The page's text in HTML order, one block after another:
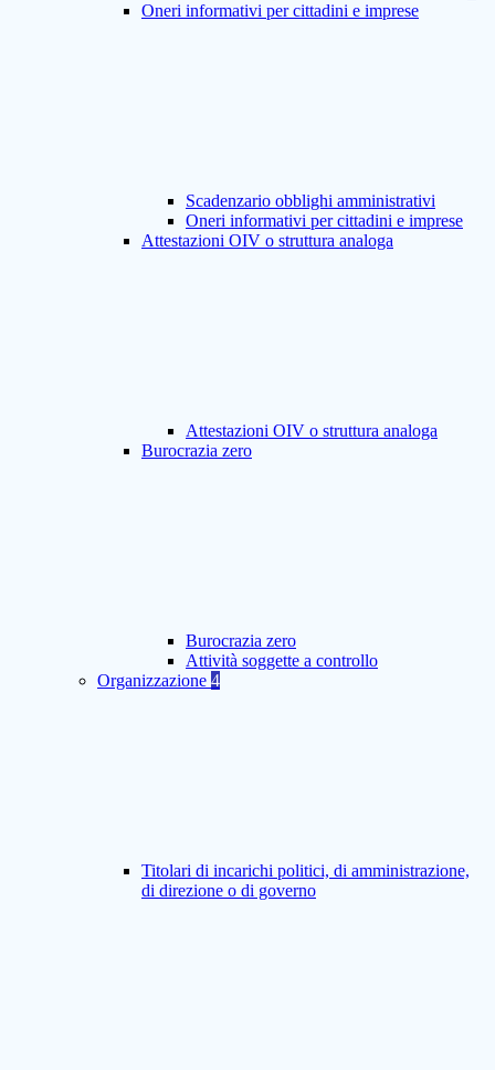
Oneri informativi per cittadini e imprese
Scadenzario obblighi amministrativi
Oneri informativi per cittadini e imprese
Attestazioni OIV o struttura analoga
Attestazioni OIV o struttura analoga
Burocrazia zero
Burocrazia zero
Attività soggette a controllo
Organizzazione 4
Titolari di incarichi politici, di amministrazione,
di direzione o di governo